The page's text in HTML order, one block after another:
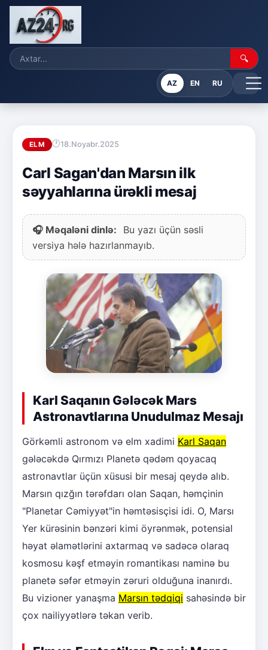
🔍
AZ EN RU
ELM 18.Noyabr.2025
Carl Sagan'dan Marsın ilk
səyyahlarına ürəkli mesaj
🎧 Məqaləni dinlə:
Bu yazı üçün səsli
versiya hələ hazırlanmayıb.
Karl Saqanın Gələcək Mars
Astronavtlarına Unudulmaz Mesajı
Görkəmli astronom və elm xadimi Karl Saqan
gələcəkdə Qırmızı Planetə qədəm qoyacaq
astronavtlar üçün xüsusi bir mesaj qeydə alıb.
Marsın qızğın tərəfdarı olan Saqan, həmçinin
"Planetar Cəmiyyət"in həmtəsisçisi idi. O, Marsı
Yer kürəsinin bənzəri kimi öyrənmək, potensial
həyat əlamətlərini axtarmaq və sadəcə olaraq
kosmosu kəşf etməyin romantikası naminə bu
planetə səfər etməyin zəruri olduğuna inanırdı.
Bu vizioner yanaşma Marsın tədqiqi sahəsində bir
çox nailiyyətlərə təkan verib.